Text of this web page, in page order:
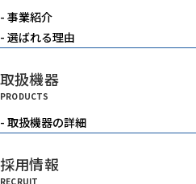
重機
ベルトコンベアー
- 事業紹介
- 選ばれる理由
取扱機器
PRODUCTS
- 取扱機器の詳細
採用情報
RECRUIT